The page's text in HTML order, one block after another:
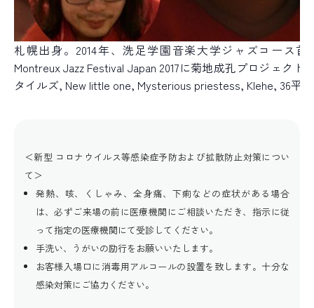
札幌出身。2014年、洗足学園音楽大学ジャズコース首
Montreux Jazz Festival Japan 2017に菊地成孔プロジェク
タイルズ, New little one, Mysterious priestess, Klehe, 36平
＜新型 コロナウイルス等感染症予防および拡散防止対策につい
て＞
発熱、咳、くしゃみ、全身痛、下痢などの症状がある場合
は、必ずご来場の前に医療機関にご相談いただき、指示に従
って指定の医療機関にて受診してください。
手洗い、うがいの励行をお願いいたします。
お客様入場口に消毒用アルコールの設置を致します。十分な
感染対策にご協力ください。